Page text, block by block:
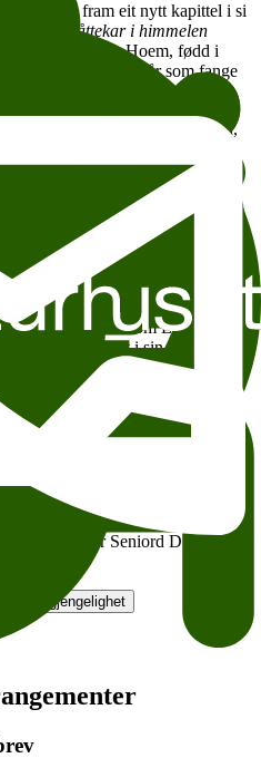
skrive fram eit nytt kapittel i si
med
Slåttekar i himmelen
om Lars Olsen Hoem, fødd i
mens han sit i fem år som fange
Hauge, som då han blir fødd,
forsvinn frå garden ved
seg bort, skriv dikt, og kva
til eit landskap eller
er ein av romanane som er
for 2020, som blir delt ut i slutten
frå eiga familiehistorie i dei nye
Gabriel får eit liv bygd over
Hoem skriv om Lars Olsen
utgangspunkt i sin bestefars
bak seg og har
i den norske
norsk litteraturs absolutte storingar
strømmer Seniord Digitalt
Om tilgjengelighet